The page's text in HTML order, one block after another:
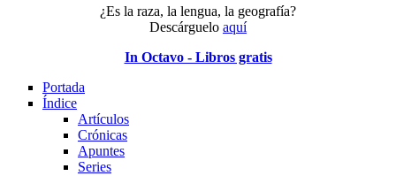
¿Es la raza, la lengua, la geografía?
Descárguelo aquí
In Octavo - Libros gratis
Portada
Índice
Artículos
Crónicas
Apuntes
Series